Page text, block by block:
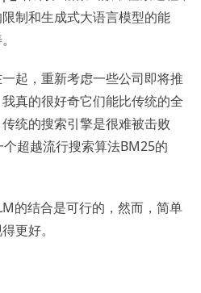
制和生成式大语言模型的能
起，重新考虑一些公司即将推
真的很好奇它们能比传统的全
统的搜索引擎是很难被击败
超越流行搜索算法BM25的
的结合是可行的，然而，简单
更好。